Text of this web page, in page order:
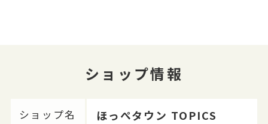
ショップ情報
ショップ名 ほっぺタウン TOPICS